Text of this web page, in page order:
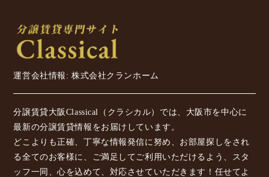
運営会社情報: 株式会社クランホーム
分譲賃貸大阪Classical（クラシカル）では、大阪市を中心に
最新の分譲賃貸情報をお届けしています。
どこよりも正確、丁寧な情報発信に努め、お部屋探しをされ
る全てのお客様に、ご満足してご利用いただけるよう、スタ
ッフ一同、心を込めて、対応させていただきます！任せてよ